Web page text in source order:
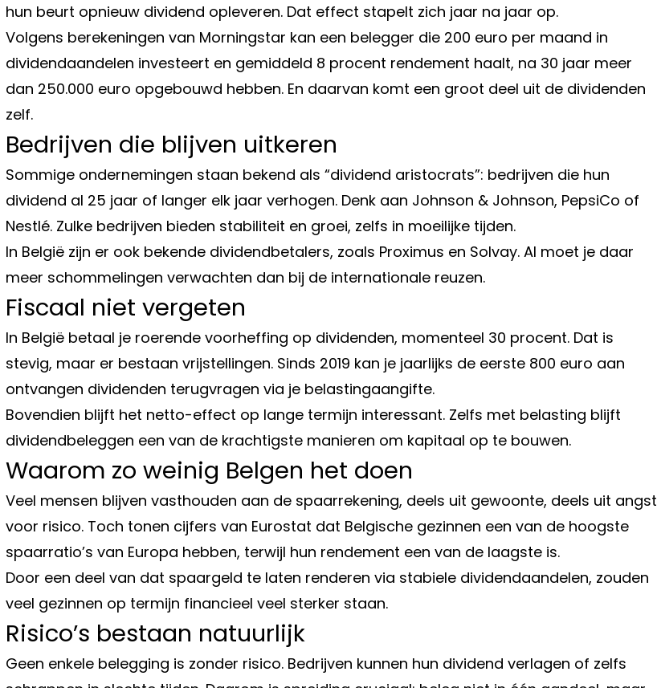
hun beurt opnieuw dividend opleveren. Dat effect stapelt zich jaar na jaar op.
Volgens berekeningen van Morningstar kan een belegger die 200 euro per maand in
dividendaandelen investeert en gemiddeld 8 procent rendement haalt, na 30 jaar meer
dan 250.000 euro opgebouwd hebben. En daarvan komt een groot deel uit de dividenden
zelf.
Bedrijven die blijven uitkeren
Sommige ondernemingen staan bekend als “dividend aristocrats”: bedrijven die hun
dividend al 25 jaar of langer elk jaar verhogen. Denk aan Johnson & Johnson, PepsiCo of
Nestlé. Zulke bedrijven bieden stabiliteit en groei, zelfs in moeilijke tijden.
In België zijn er ook bekende dividendbetalers, zoals Proximus en Solvay. Al moet je daar
meer schommelingen verwachten dan bij de internationale reuzen.
Fiscaal niet vergeten
In België betaal je roerende voorheffing op dividenden, momenteel 30 procent. Dat is
stevig, maar er bestaan vrijstellingen. Sinds 2019 kan je jaarlijks de eerste 800 euro aan
ontvangen dividenden terugvragen via je belastingaangifte.
Bovendien blijft het netto-effect op lange termijn interessant. Zelfs met belasting blijft
dividendbeleggen een van de krachtigste manieren om kapitaal op te bouwen.
Waarom zo weinig Belgen het doen
Veel mensen blijven vasthouden aan de spaarrekening, deels uit gewoonte, deels uit angst
voor risico. Toch tonen cijfers van Eurostat dat Belgische gezinnen een van de hoogste
spaarratio’s van Europa hebben, terwijl hun rendement een van de laagste is.
Door een deel van dat spaargeld te laten renderen via stabiele dividendaandelen, zouden
veel gezinnen op termijn financieel veel sterker staan.
Risico’s bestaan natuurlijk
Geen enkele belegging is zonder risico. Bedrijven kunnen hun dividend verlagen of zelfs